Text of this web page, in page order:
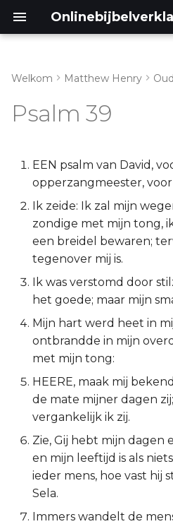
Psalm 39:8-14
Lukas
Johannes
Handelingen
Romeinen
1 Korinthe
2 Korinthe
Éfeze
Filipenzen
Kolossenzen
1 Thessalonicenzen
Welkom Matthew Henry
Psalm 39
EEN psalm van David,
opperzangmeester,
Ik zeide: Ik zal mijn
zondige met mijn tong,
een breidel bewaren;
tegenover mij is.
Ik was verstomd door
het goede; maar mijn
Mijn hart werd heet in
ontbrandde in mijn
met mijn tong:
HEERE, maak mij
de mate mijner dagen
vergankelijk ik zij.
Zie, Gij hebt mijn dagen
en mijn leeftijd is als
ieder mens, hoe vast hij
Sela.
Immers wandelt de